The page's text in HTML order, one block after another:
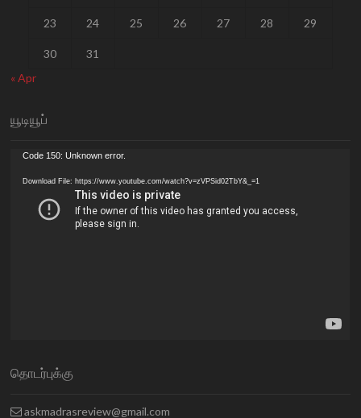
23 24 25 26 27 28 29
30
31
« Apr
யூடியூப்
Video
Code 150: Unknown error.
Download File: https://www.youtube.com/watch?v=zVPSid02TbY&_=1
தொடர்புக்கு
askmadrasreview@gmail.com